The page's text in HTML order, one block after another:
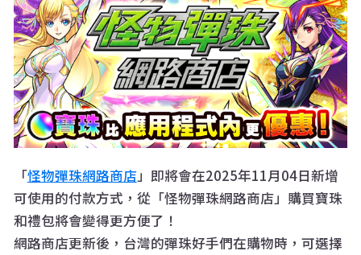
「怪物彈珠網路商店」即將會在2025年11月04日新增
可使用的付款方式，從「怪物彈珠網路商店」購買寶珠
和禮包將會變得更方便了！
網路商店更新後，台灣的彈珠好手們在購物時，可選擇